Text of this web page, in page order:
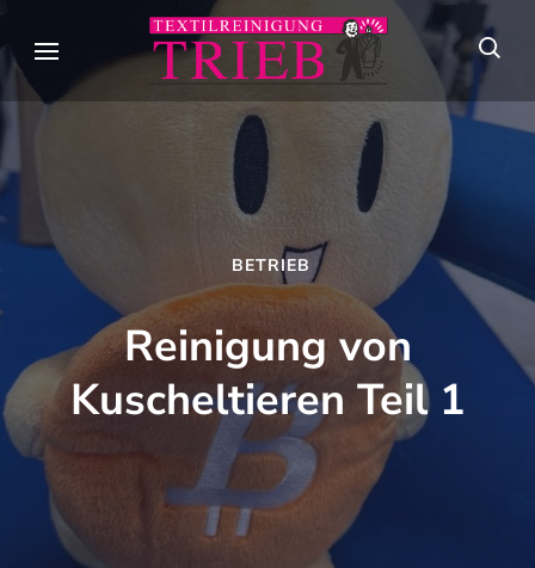
to
content
Trieb
Meisterhafte
Textilpflege seit
über 90 Jahren in
Stuttgart
BETRIEB
Reinigung von
Kuscheltieren Teil 1